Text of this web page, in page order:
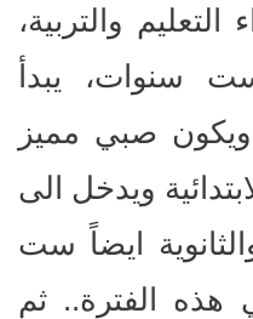
والتربية،
ست سنوات، يبدأ
صبي مميز
ويدخل الى
ايضاً ست
الفترة.. ثم